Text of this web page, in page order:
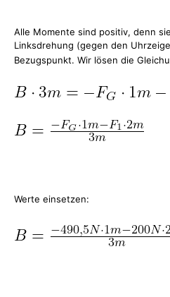
Alle Momente sind positiv, denn
Linksdrehung (gegen den
Bezugspunkt. Wir lösen die
Werte einsetzen: